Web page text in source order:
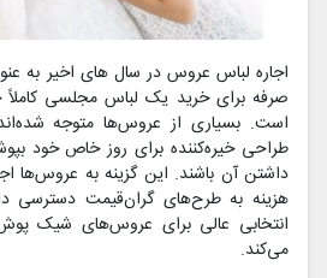
اجاره لباس عروس در سال های اخیر به
صرفه برای خرید یک لباس مجلسی کاملاً
است. بسیاری از عروس‌ها متوجه
طراحی خیره‌کننده برای روز خاص خود
داشتن آن باشند. این گزینه به عروس‌ها
هزینه به طرح‌های گران‌قیمت دسترسی
انتخابی عالی برای عروس‌های شیک
می‌کند.